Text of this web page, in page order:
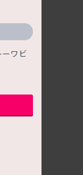
ワビ